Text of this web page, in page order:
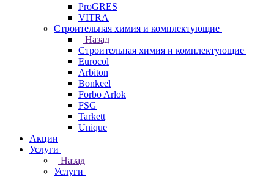
ProGRES
VITRA
Строительная химия и комплектующие
Назад
Строительная химия и комплектующие
Eurocol
Arbiton
Bonkeel
Forbo Arlok
FSG
Tarkett
Unique
Акции
Услуги
Назад
Услуги